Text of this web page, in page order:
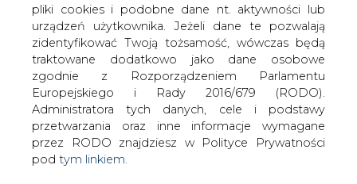
WŁĄCZ CIRE.TV
pliki cookies i podobne dane nt. aktywności lub
urządzeń użytkownika. Jeżeli dane te pozwalają
zidentyfikować Twoją tożsamość, wówczas będą
traktowane dodatkowo jako dane osobowe
zgodnie z Rozporządzeniem Parlamentu
Europejskiego i Rady 2016/679 (RODO).
Administratora tych danych, cele i podstawy
przetwarzania oraz inne informacje wymagane
przez RODO znajdziesz w Polityce Prywatności
pod tym linkiem.